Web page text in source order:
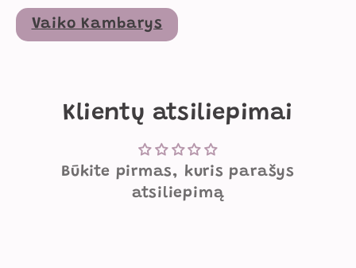
Vaiko Kambarys
Klientų atsiliepimai
Būkite pirmas, kuris parašys
atsiliepimą